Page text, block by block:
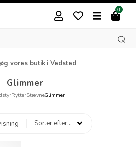
0
vores butik i Vedsted
Glimmer
RytterStævneGlimmer